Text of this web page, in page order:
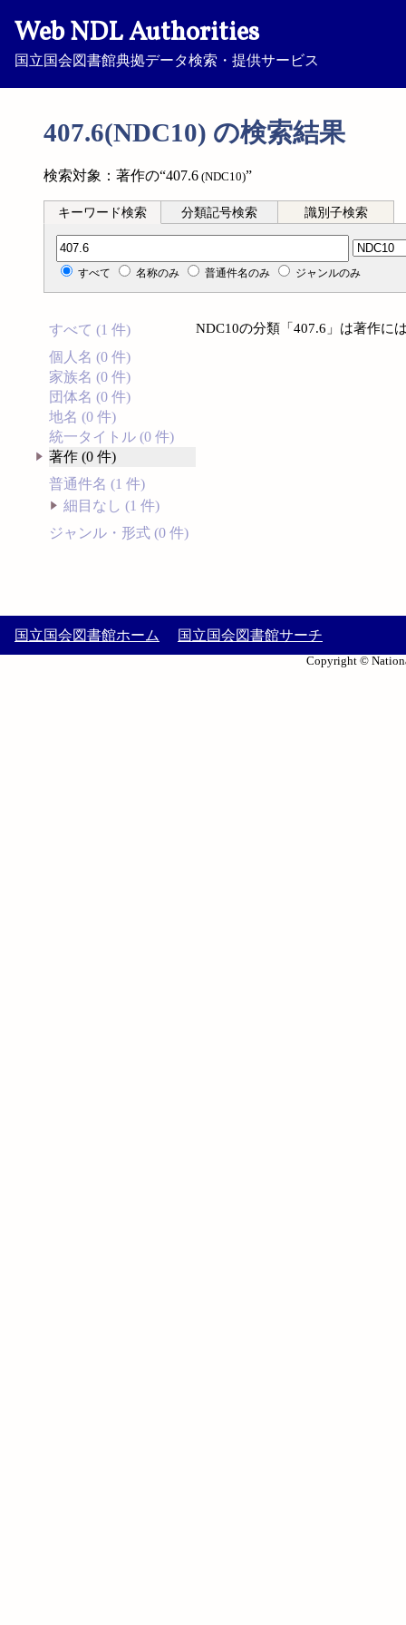
Web NDL Authorities
国立国会図書館典拠データ検索・提供サービス
407.6(NDC10) の検索結果
検索対象：著作の“407.6 (NDC10)”
キーワード検索 分類記号検索 識別子検索
分類記号検索
すべて 名称のみ 普通件名のみ ジャンルのみ
すべて (1 件)
個人名 (0 件)
家族名 (0 件)
団体名 (0 件)
地名 (0 件)
統一タイトル (0 件)
著作 (0 件)
普通件名 (1 件)
細目なし (1 件)
ジャンル・形式 (0 件)
NDC10の分類「407.6」は著作に
国立国会図書館ホーム 国立国会図書館サーチ
Copyright ©